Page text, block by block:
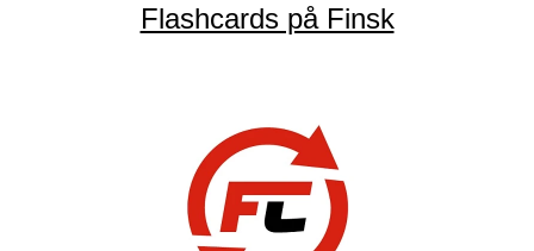
Flashcards på Finsk